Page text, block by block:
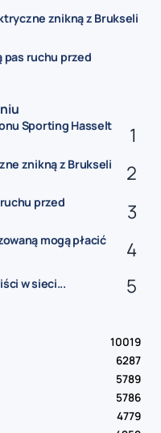
znikną z Brukseli
pas ruchu przed
Sporting Hasselt
znikną z Brukseli
przed
mogą płacić
w sieci...
10019
6287
5789
5786
4779